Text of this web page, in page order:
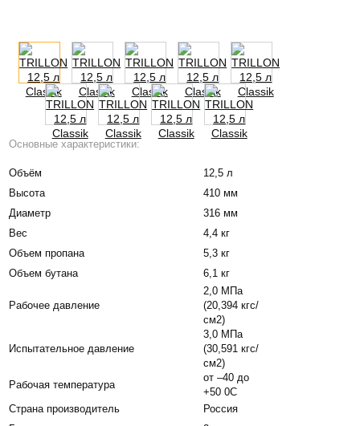
Основные характеристики:
Объём
12,5 л
Высота
410 мм
Диаметр
316 мм
Вес
4,4 кг
Объем пропана
5,3 кг
Объем бутана
6,1 кг
Рабочее давление
2,0 МПа
(20,394 кгс/
см2)
Испытательное давление
3,0 МПа
(30,591 кгс/
см2)
Рабочая температура
от –40 до
+50 0С
Страна производитель
Россия